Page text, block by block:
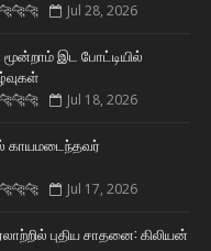
Jul 28, 2026
இட போட்டியில்
Jul 18, 2026
காயமடைந்தவர்
Jul 17, 2026
புதிய சாதனை: கிலியன்